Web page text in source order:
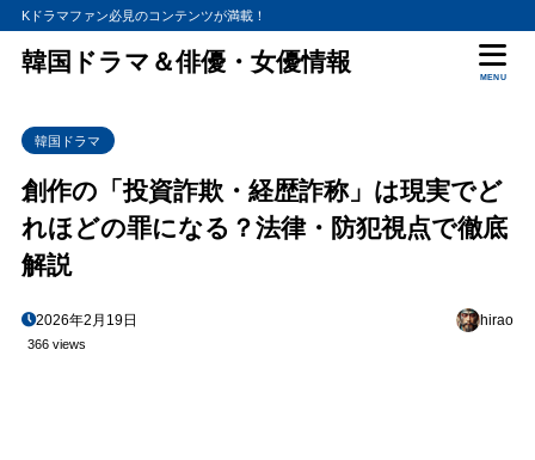
Kドラマファン必見のコンテンツが満載！
韓国ドラマ＆俳優・女優情報
MENU
韓国ドラマ
創作の「投資詐欺・経歴詐称」は現実でど
れほどの罪になる？法律・防犯視点で徹底
解説
2026年2月19日 hirao
366 views